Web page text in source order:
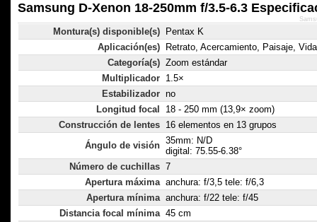
Samsung D-Xenon 18-250mm f/3.5-6.3
Montura(s) disponible(s)
Pentax K
Aplicación(es)
Retrato, Acercamiento, Paisaje,
Categoría(s) Zoom estándar
Multiplicador 1.5×
Estabilizador no
Longitud focal
18 - 250 mm (13,9× zoom)
Construcción de lentes 16 elementos en 13 grupos
Ángulo de visión 35mm: N/D
digital: 75.55-6.38°
Número de cuchillas 7
Apertura máxima anchura: f/3,5 tele: f/6,3
Apertura mínima anchura: f/22 tele: f/45
Distancia focal mínima 45 cm